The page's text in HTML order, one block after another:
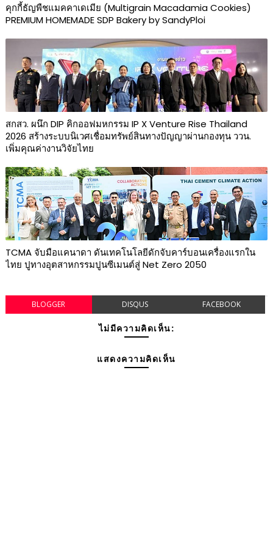
คุกกี้ธัญพืชแมคคาเดเมีย (Multigrain Macadamia Cookies)
PREMIUM HOMEMADE SDP Bakery by SandyPloi
สกสว. ผนึก DIP คิกออฟมหกรรม IP X Venture Rise Thailand
2026 สร้างระบบนิเวศเชื่อมทรัพย์สินทางปัญญาผ่านกองทุน ววน.
เพิ่มคุณค่างานวิจัยไทย
TCMA จับมือแคนาดา ดันเทคโนโลยีดักจับคาร์บอนเครื่องแรกใน
ไทย ปูทางอุตสาหกรรมปูนซีเมนต์สู่ Net Zero 2050
BLOGGER DISQUS FACEBOOK
ไม่มีความคิดเห็น:
แสดงความคิดเห็น